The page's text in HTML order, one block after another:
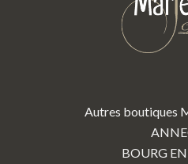
Autres boutiques
BOURG EN